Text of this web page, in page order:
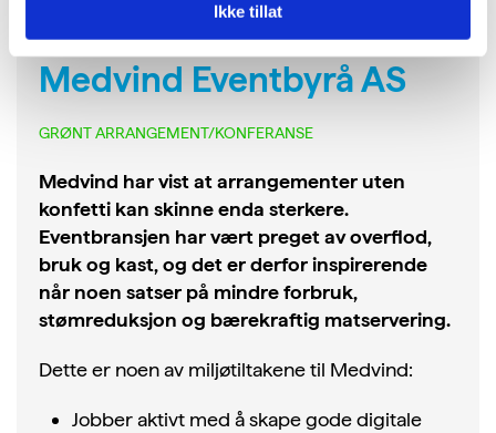
Ikke tillat
Medvind Eventbyrå AS
GRØNT ARRANGEMENT/KONFERANSE
Medvind har vist at arrangementer uten
konfetti kan skinne enda sterkere.
Eventbransjen har vært preget av overflod,
bruk og kast, og det er derfor inspirerende
når noen satser på mindre forbruk,
stømreduksjon og bærekraftig matservering.
Dette er noen av miljøtiltakene til Medvind:
Jobber aktivt med å skape gode digitale